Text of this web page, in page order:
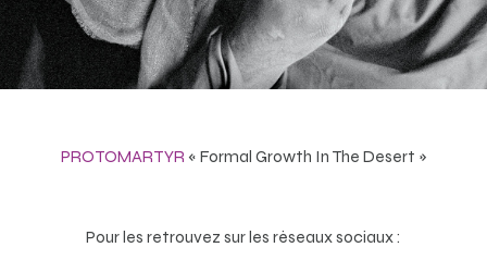
PROTOMARTYR « Formal Growth In The Desert »
Pour les retrouvez sur les réseaux sociaux :